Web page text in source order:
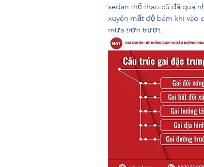
sedan thể thao cũ đã qua
xuyên mất độ bám khi vào
mưa trơn trượt.